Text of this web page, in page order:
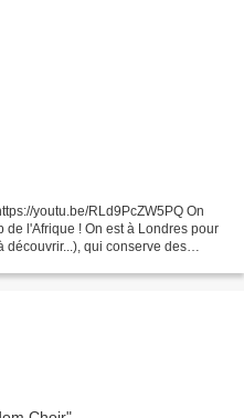
youtu.be/RLd9PcZW5PQ On
l'Afrique ! On est à Londres pour
découvrir...), qui conserve des